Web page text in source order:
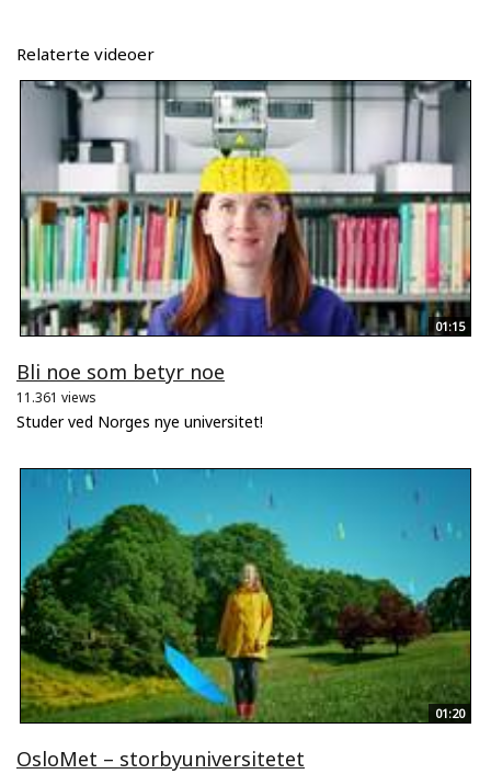
Relaterte videoer
01:15
Bli noe som betyr noe
11.361 views
Studer ved Norges nye universitet!
01:20
OsloMet – storbyuniversitetet